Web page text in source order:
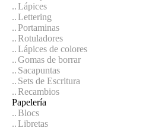
Lápices
Lettering
Portaminas
Rotuladores
Lápices de colores
Gomas de borrar
Sacapuntas
Sets de Escritura
Recambios
Papelería
Blocs
Libretas